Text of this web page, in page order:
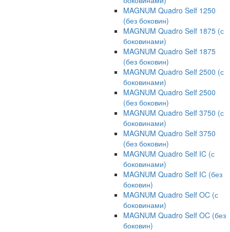
MAGNUM Quadro Self 1250
(без боковин)
MAGNUM Quadro Self 1875 (с
боковинами)
MAGNUM Quadro Self 1875
(без боковин)
MAGNUM Quadro Self 2500 (с
боковинами)
MAGNUM Quadro Self 2500
(без боковин)
MAGNUM Quadro Self 3750 (с
боковинами)
MAGNUM Quadro Self 3750
(без боковин)
MAGNUM Quadro Self IC (с
боковинами)
MAGNUM Quadro Self IC (без
боковин)
MAGNUM Quadro Self OC (с
боковинами)
MAGNUM Quadro Self OC (без
боковин)